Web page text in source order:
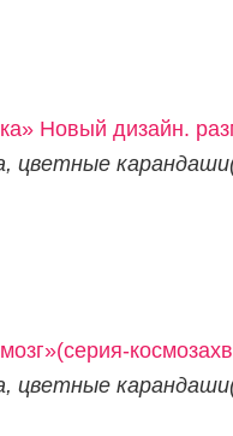
Новый дизайн.
, цветные карандаши
, цветные карандаши